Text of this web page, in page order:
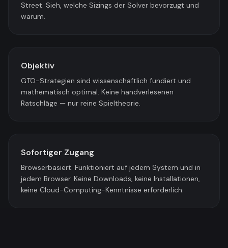
Street. Sieh, welche Sizings der Solver bevorzugt und
warum.
Objektiv
GTO-Strategien sind wissenschaftlich fundiert und
mathematisch optimal. Keine handverlesenen
Ratschläge — nur reine Spieltheorie.
Sofortiger Zugang
Browserbasiert. Funktioniert auf jedem System und in
jedem Browser. Keine Downloads, keine Installationen,
keine Cloud-Computing-Kenntnisse erforderlich.